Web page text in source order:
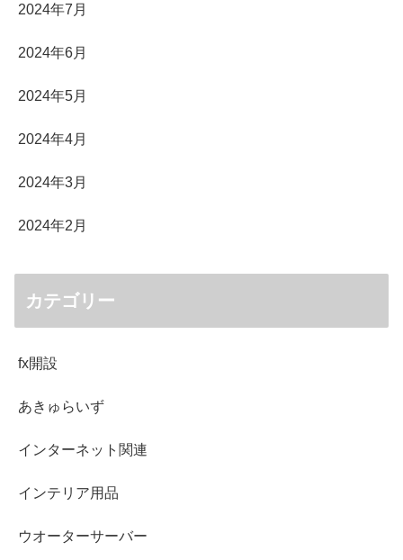
2024年7月
2024年6月
2024年5月
2024年4月
2024年3月
2024年2月
カテゴリー
fx開設
あきゅらいず
インターネット関連
インテリア用品
ウオーターサーバー